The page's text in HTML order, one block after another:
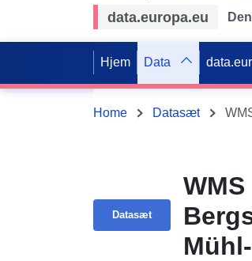
data.europa.eu
Hjem Data
Home Datasæt
Datasæt